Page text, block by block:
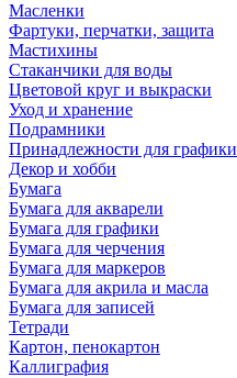
Масленки
Фартуки, перчатки, защита
Мастихины
Стаканчики для воды
Цветовой круг и выкраски
Уход и хранение
Подрамники
Принадлежности для графики
Декор и хобби
Бумага
Бумага для акварели
Бумага для графики
Бумага для черчения
Бумага для маркеров
Бумага для акрила и масла
Бумага для записей
Тетради
Картон, пенокартон
Каллиграфия